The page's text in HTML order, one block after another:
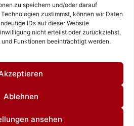
zu speichern und/oder darauf
zustimmst, können wir Daten
IDs auf dieser Website
nicht erteilst oder zurückziehst,
Funktionen beeinträchtigt werden.
Ablehnen
ansehen
ZEIGNER ABBRUCHTECHNIK
Rufen Sie uns an!